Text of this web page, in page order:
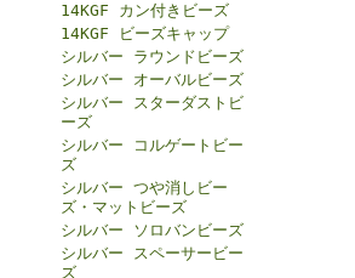
14KGF カン付きビーズ
14KGF ビーズキャップ
シルバー ラウンドビーズ
シルバー オーバルビーズ
シルバー スターダストビ
ーズ
シルバー コルゲートビー
ズ
シルバー つや消しビー
ズ・マットビーズ
シルバー ソロバンビーズ
シルバー スペーサービー
ズ